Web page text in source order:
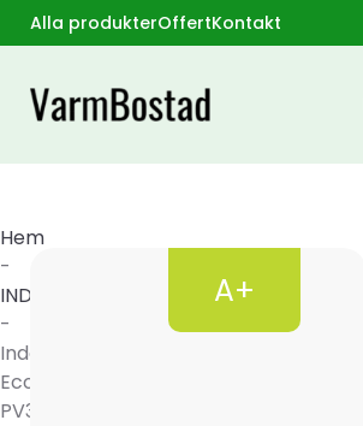
Alla produkterOffertKontakt
Hem
-
INDOL
-
Indol
EcoSave
PV300
A+